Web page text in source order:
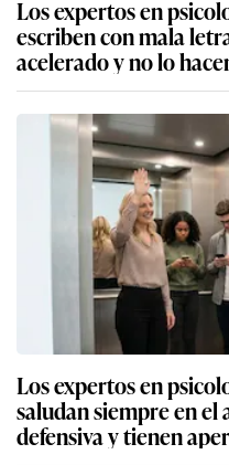
Los expertos en
escriben con mala
acelerado y no lo
Los expertos en
saludan siempre en el
defensiva y tienen